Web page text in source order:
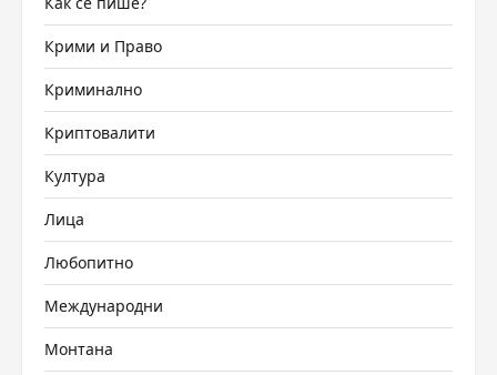
Крими и Право
Криминално
Криптовалити
Култура
Лица
Любопитно
Международни
Монтана